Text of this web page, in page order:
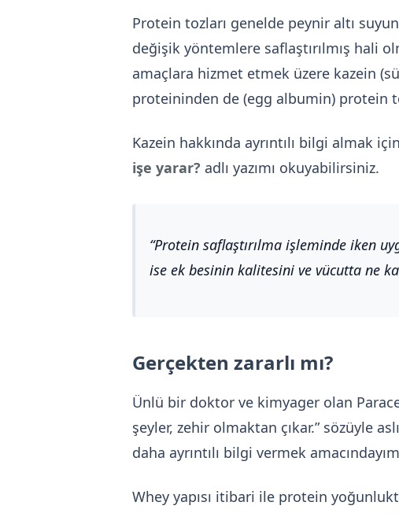
Protein tozları genelde peynir altı
değişik yöntemlere saflaştırılmış hali
amaçlara hizmet etmek üzere kazein
proteininden de (egg albumin) protein
Kazein hakkında ayrıntılı bilgi almak için
işe yarar? adlı yazımı okuyabilirsiniz.
Protein saflaştırılma işleminde iken
ise ek besinin kalitesini ve vücutta ne
Gerçekten zararlı mı?
Ünlü bir doktor ve kimyager olan
şeyler, zehir olmaktan çıkar.” sözüyle
daha ayrıntılı bilgi vermek
Whey yapısı itibari ile protein